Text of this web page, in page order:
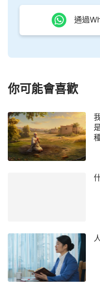
管，他心裏所思所想
開的，不是封閉着的
這樣敬拜神能得來什麽
主宰萬物的大能與權
柄是不會改變的，所以
是應當稱頌的。人從神
受禍也是因着神的主宰
人的一切，人的旦夕禍
約伯有生之年經歷與認
彼得在刑罰中能這
逆，你刑罰我，你審
判為喜樂，即使你不要
見你的聖潔、公義的性
通過
你可能會喜歡